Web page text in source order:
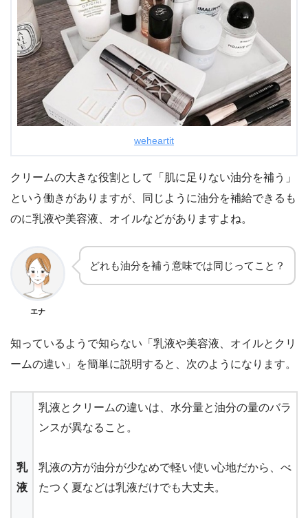
weheartit
クリームの大きな役割として「肌に足りない油分を補う」
という働きがありますが、同じように油分を補給できるも
のに乳液や美容液、オイルなどがありますよね。
エナ
どれも油分を補う意味では同じってこと？
知っているようで知らない「乳液や美容液、オイルとクリ
ームの違い」を簡単に説明すると、次のようになります。
乳
液
乳液とクリームの違いは、 水分量と油分の量のバラ
ンスが異なる こと。
乳液の方が油分が少なめで軽い使い心地だから、べ
たつく夏などは乳液だけでも大丈夫。